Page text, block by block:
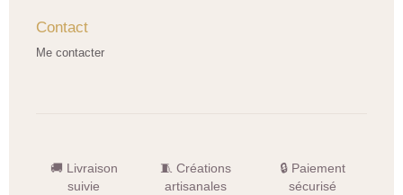
Contact
Me contacter
🚚 Livraison
suivie
🧵 Créations
artisanales
🔒 Paiement
sécurisé